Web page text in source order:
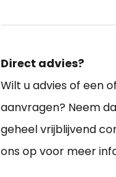
Direct advies?
Wilt u advies of een
aanvragen? Neem
geheel vrijblijvend
ons op voor meer